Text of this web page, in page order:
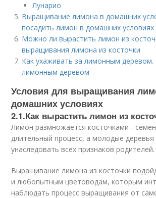
Лунарио
Выращивание лимона в домашних
посадить лимон в домашних условиях
Можно ли вырастить лимон из
выращивания лимона из косточки
Как ухаживать за лимонным деревом.
лимонным деревом
Условия для выращивания
домашних условиях
2.1.Как вырастить лимон из
Лимон размножается косточками -
длительный процесс, а молодые деревья
унаследовать всех признаков родителей.
Выращивание лимона из косточки
и любопытным цветоводам, которым
наблюдать процесс выращивания от